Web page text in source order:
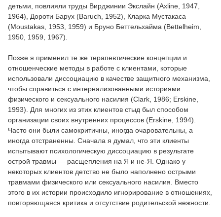
детьми, повлияли труды Вирджинии Экслайн (Axline, 1947,
1964), Дороти Барух (Baruch, 1952), Кларка Мустакаса
(Moustakas, 1953, 1959) и Бруно Беттельхайма (Bettelheim,
1950, 1959, 1967).
Позже я применил те же терапевтические концепции и
отношенческие методы в работе с клиентами, которые
использовали диссоциацию в качестве защитного механизма,
чтобы справиться с интернализованными историями
физического и сексуального насилия (Clark, 1986; Erskine,
1993). Для многих из этих клиентов стыд был способом
организации своих внутренних процессов (Erskine, 1994).
Часто они были самокритичны, иногда очаровательны, а
иногда отстраненны. Сначала я думал, что эти клиенты
испытывают психологическую диссоциацию в результате
острой травмы — расщепления на Я и не-Я. Однако у
некоторых клиентов детство не было наполнено острыми
травмами физического или сексуального насилия. Вместо
этого в их истории происходило игнорирование в отношениях,
повторяющаяся критика и отсутствие родительской нежности.